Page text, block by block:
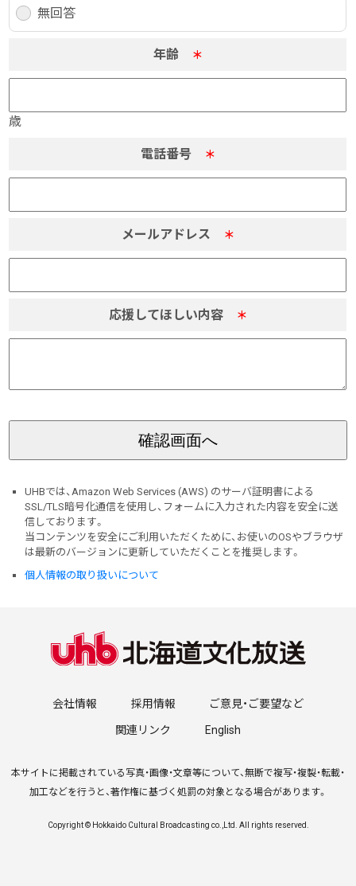
無回答
年齢 ＊
歳
電話番号 ＊
メールアドレス ＊
応援してほしい内容 ＊
UHBでは、Amazon Web Services (AWS) のサーバ証明書による
SSL/TLS暗号化通信を使用し、フォームに入力された内容を安全に送
信しております。
当コンテンツを安全にご利用いただくために、お使いのOSやブラウザ
は最新のバージョンに更新していただくことを推奨します。
個人情報の取り扱いについて
会社情報 採用情報 ご意見・ご要望など
関連リンク English
本サイトに掲載されている写真・画像・文章等について、無断で複写・複製・転載・
加工などを行うと、著作権に基づく処罰の対象となる場合があります。
Copyright © Hokkaido Cultural Broadcasting co.,Ltd. All rights reserved.